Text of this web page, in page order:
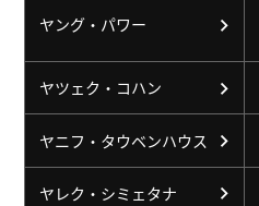
ヤング・パワー
ヤツェク・コハン
ヤニフ・タウベンハウス
ヤレク・シミェタナ